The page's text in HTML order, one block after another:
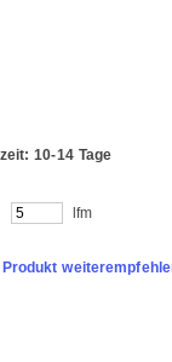
10-14 Tage
lfm